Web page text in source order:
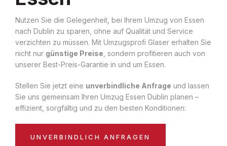
Nutzen Sie die Gelegenheit, bei Ihrem Umzug von Essen
nach Dublin zu sparen, ohne auf Qualität und Service
verzichten zu müssen. Mit Umzugsprofi Glaser erhalten Sie
nicht nur günstige Preise , sondern profitieren auch von
unserer Best-Preis-Garantie in und um Essen.
Stellen Sie jetzt eine unverbindliche Anfrage und lassen
Sie uns gemeinsam Ihren Umzug Essen Dublin planen –
effizient, sorgfältig und zu den besten Konditionen:
UNVERBINDLICH ANFRAGEN